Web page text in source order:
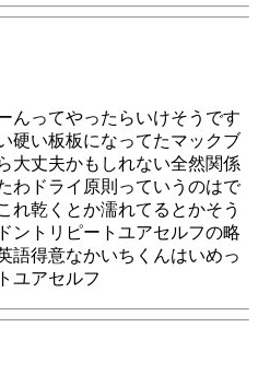
んってやったらいけそうです
硬い板板になってたマックブ
大丈夫かもしれない全然関係
わドライ原則っていうのはで
れ乾くとか濡れてるとかそう
ントリピートユアセルフの略
語得意なかいちくんはいめっ
ユアセルフ